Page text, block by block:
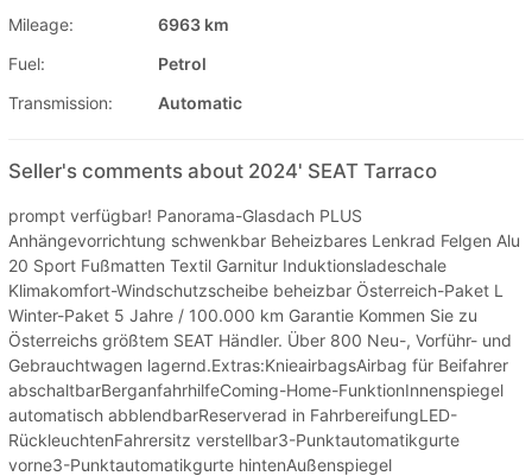
Mileage:
6963 km
Fuel:
Petrol
Transmission:
Automatic
Seller's comments about 2024' SEAT Tarraco
prompt verfügbar! Panorama-Glasdach PLUS
Anhängevorrichtung schwenkbar Beheizbares Lenkrad Felgen Alu
20 Sport Fußmatten Textil Garnitur Induktionsladeschale
Klimakomfort-Windschutzscheibe beheizbar Österreich-Paket L
Winter-Paket 5 Jahre / 100.000 km Garantie Kommen Sie zu
Österreichs größtem SEAT Händler. Über 800 Neu-, Vorführ- und
Gebrauchtwagen lagernd.Extras:KnieairbagsAirbag für Beifahrer
abschaltbarBerganfahrhilfeComing-Home-FunktionInnenspiegel
automatisch abblendbarReserverad in FahrbereifungLED-
RückleuchtenFahrersitz verstellbar3-Punktautomatikgurte
vorne3-Punktautomatikgurte hintenAußenspiegel